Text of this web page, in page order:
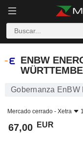
ENBW
Gobernanza EnBW
Mercado cerrado - Xetra
67,00 EUR